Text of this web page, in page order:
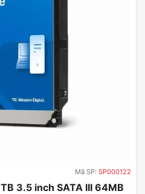
Mã SP: SP000122
3.5 inch SATA III 64MB